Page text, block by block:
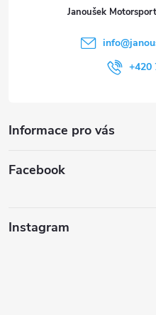
Janoušek
info@
+420
Informace pro vás
Facebook
Instagram